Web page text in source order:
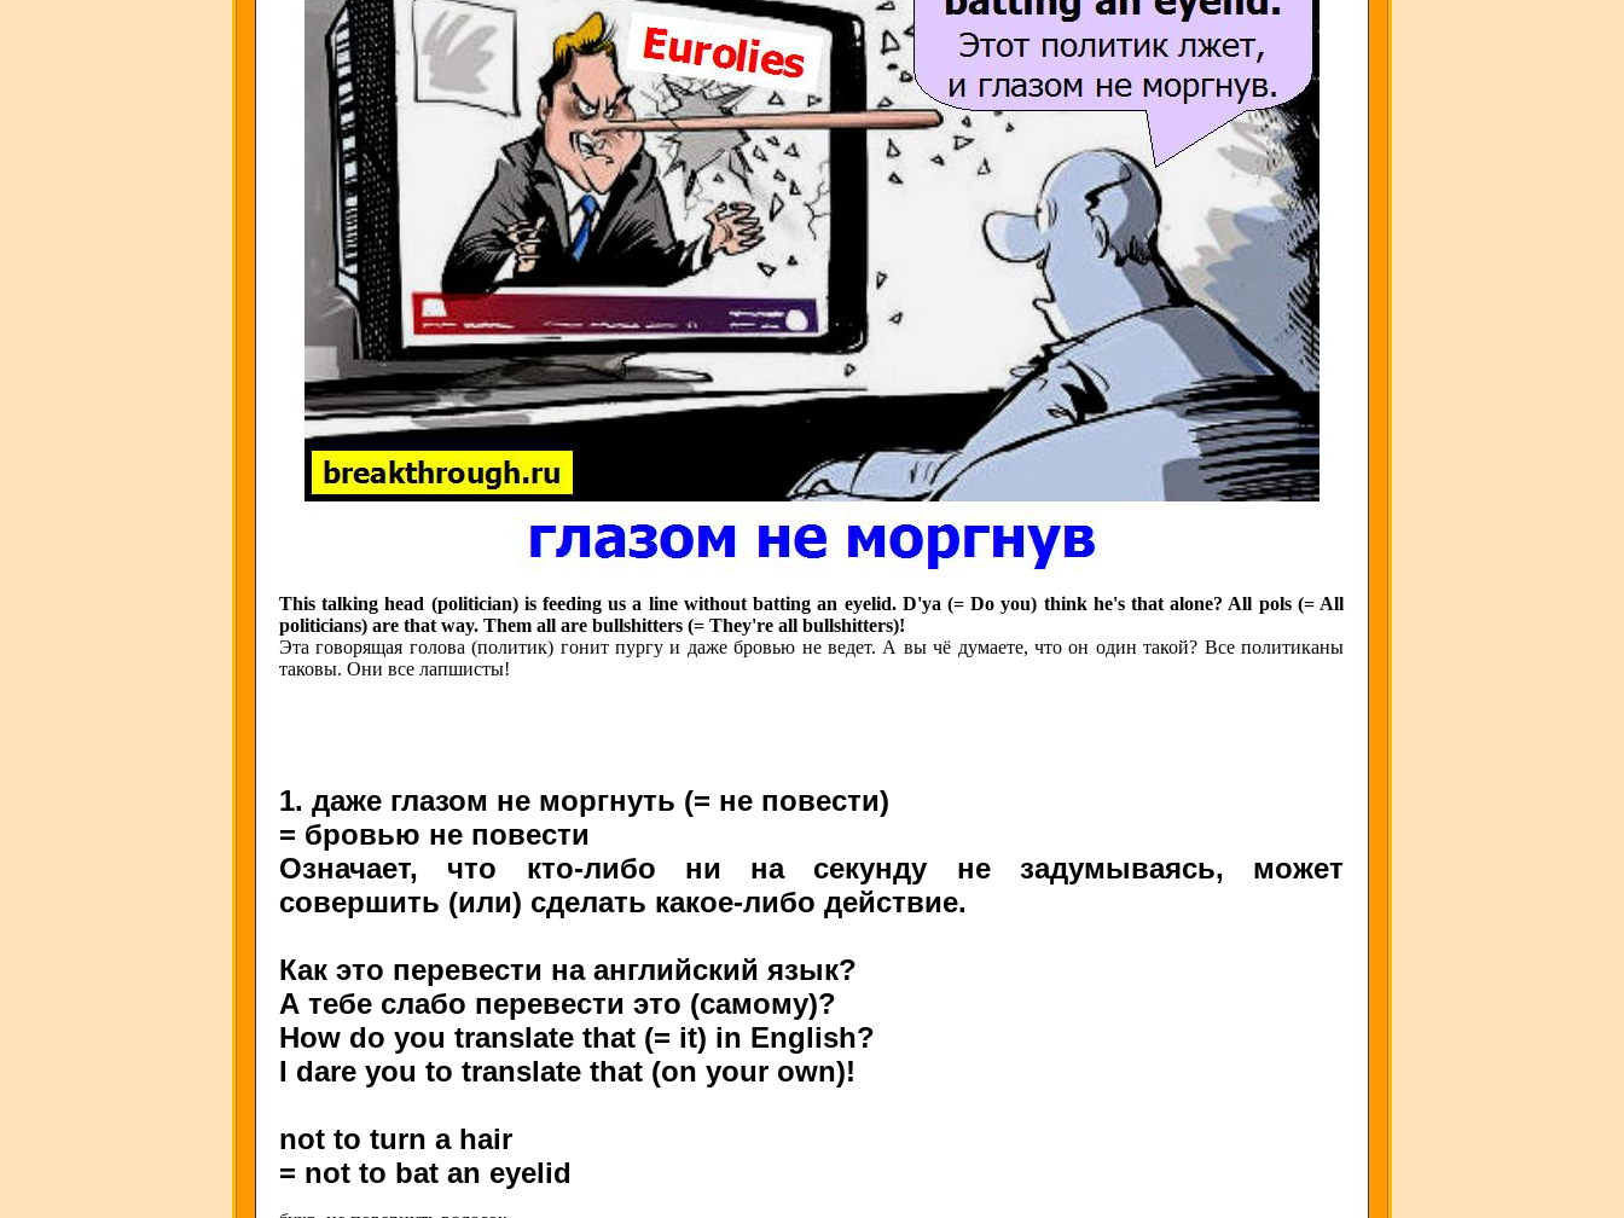
This talking head (politician) is feeding us a line without batting an eyelid. D'ya (= Do you) think he's that alone? All pols (= All
politicians) are that way. Them all are bullshitters (= They're all bullshitters)!
Эта говорящая голова (политик) гонит пургу и даже бровью не ведет. А вы чё думаете, что он один такой? Все политиканы
таковы. Они все лапшисты!
1. даже глазом не моргнуть (= не повести)
= бровью не повести
Означает, что кто-либо ни на секунду не задумываясь, может
совершить (или) сделать какое-либо действие.
Как это перевести на английский язык?
А тебе слабо перевести это (самому)?
How do you translate that (= it) in English?
I dare you to translate that (on your own)!
not to turn a hair
= not to bat an eyelid